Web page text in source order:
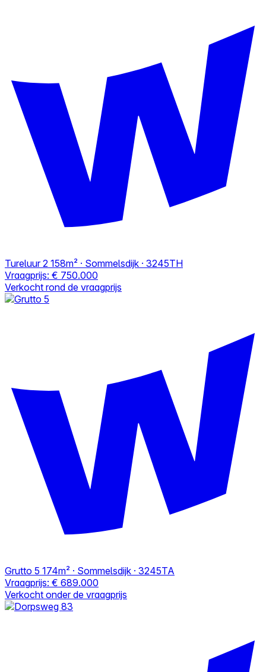
Tureluur 2 158m² · Sommelsdijk · 3245TH
Vraagprijs: € 750.000
Verkocht rond de vraagprijs
Grutto 5 174m² · Sommelsdijk · 3245TA
Vraagprijs: € 689.000
Verkocht onder de vraagprijs